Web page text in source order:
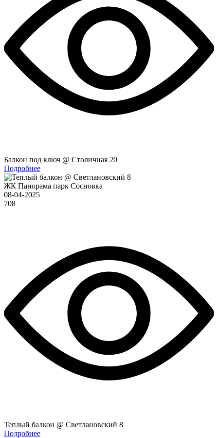
Балкон под ключ @ Столичная 20
Подробнее
ЖК Панорама парк Сосновка
08-04-2025
708
Теплый балкон @ Светлановский 8
Подробнее